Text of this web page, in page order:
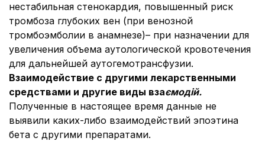
нестабильная стенокардия, повышенный риск
тромбоза глубоких вен (при венозной
тромбоэмболии в анамнезе)– при назначении для
увеличения объема аутологической кровотечения
для дальнейшей аутогемотрансфузии.
Взаимодействие с другими лекарственными
средствами и другие виды взаємодій.
Полученные в настоящее время данные не
выявили каких-либо взаимодействий эпоэтина
бета с другими препаратами.